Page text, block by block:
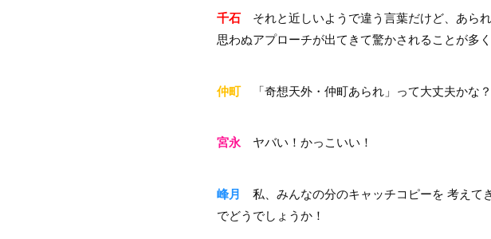
千石 それと近しいようで違う言葉だけど、あら
思わぬアプローチが出てきて驚かされることが多
仲町「奇想天外・仲町あられ」って大丈夫かな？
宮永ヤバい！かっこいい！
峰月
私、みんなの分のキャッチコピーを 考えて
でどうでしょうか！